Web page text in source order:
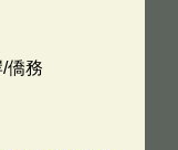
僑務